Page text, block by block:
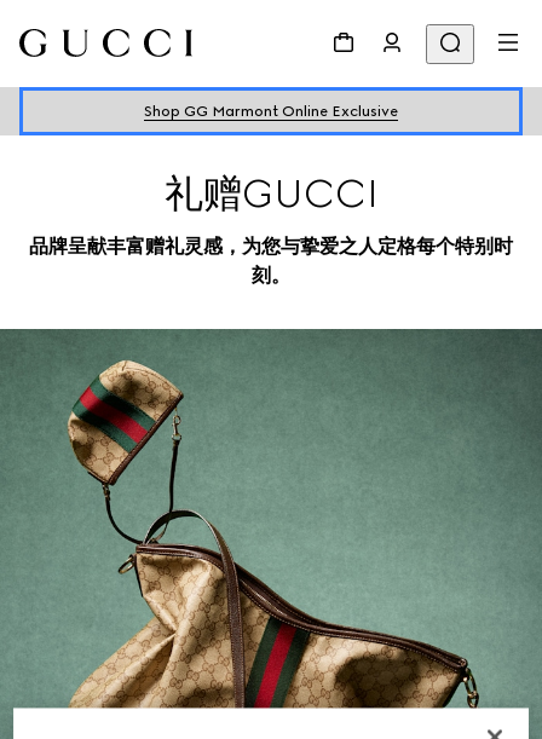
Shop GG Marmont Online Exclusive
礼赠GUCCI
品牌呈献丰富赠礼灵感，为您与挚爱之人定格每个特别时
刻。